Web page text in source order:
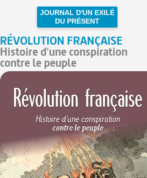
JOURNAL D'UN EXILÉ
DU PRÉSENT
RÉVOLUTION FRANÇAISE
Histoire d'une conspiration
contre le peuple